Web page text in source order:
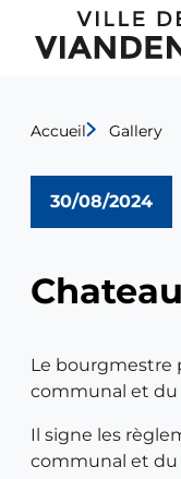
de
Menu
principal
Accueil Gallery
30/08/2024
Le bourgmestre
communal et du
Il signe les
communal et